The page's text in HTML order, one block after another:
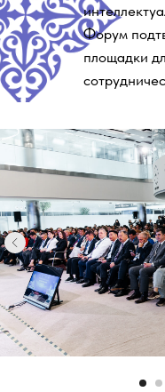
Форум
площадки
данной